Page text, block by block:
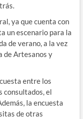
ya que cuenta con
un escenario para la
de verano, a la vez
de Artesanos y
entre los
consultados, el
la encuesta
de otras